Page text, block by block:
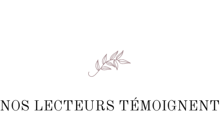
NOS LECTEURS TÉMOIGNENT